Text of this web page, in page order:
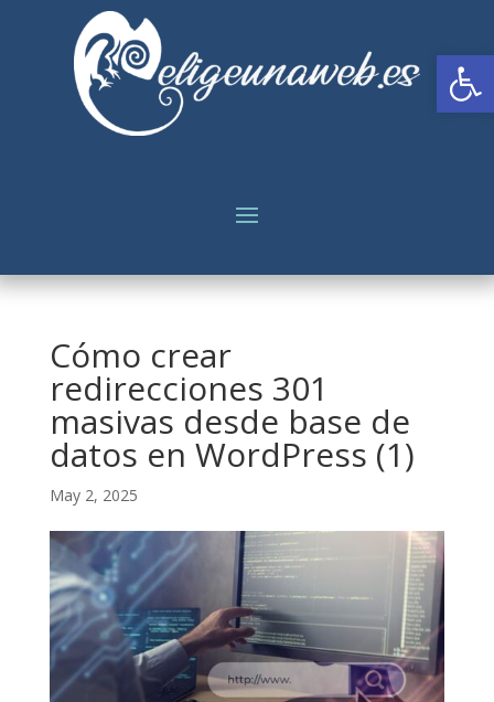
Cómo crear
redirecciones 301
masivas desde base de
datos en WordPress (1)
May 2, 2025